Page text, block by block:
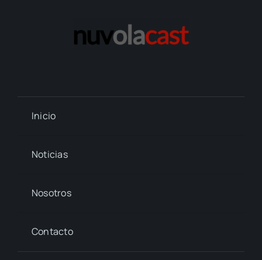
Inicio
Noticias
Nosotros
Contacto